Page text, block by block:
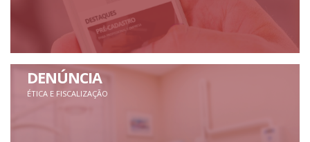
DENÚNCIA
ÉTICA E FISCALIZAÇÃO